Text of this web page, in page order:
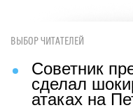
ВЫБОР ЧИТАТЕЛЕЙ
Советник
сделал
атаках на